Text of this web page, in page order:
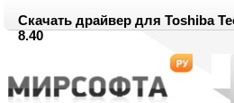
Скачать драйвер для Toshiba
8.40